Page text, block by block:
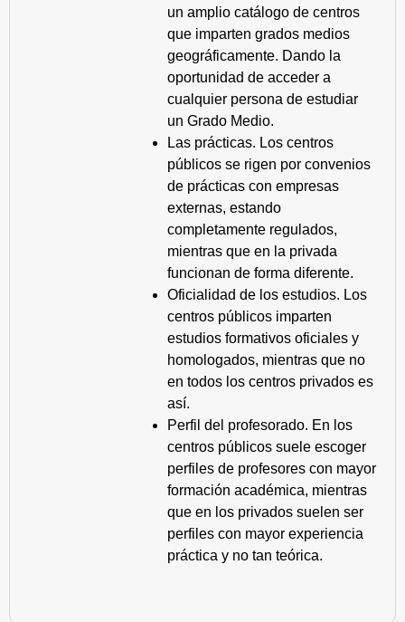
un amplio catálogo de centros
que imparten grados medios
geográficamente. Dando la
oportunidad de acceder a
cualquier persona de estudiar
un Grado Medio.
Las prácticas. Los centros
públicos se rigen por convenios
de prácticas con empresas
externas, estando
completamente regulados,
mientras que en la privada
funcionan de forma diferente.
Oficialidad de los estudios. Los
centros públicos imparten
estudios formativos oficiales y
homologados, mientras que no
en todos los centros privados es
así.
Perfil del profesorado. En los
centros públicos suele escoger
perfiles de profesores con mayor
formación académica, mientras
que en los privados suelen ser
perfiles con mayor experiencia
práctica y no tan teórica.